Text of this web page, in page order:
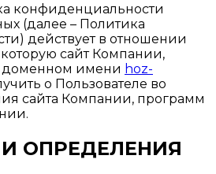
конфиденциальности
(далее – Политика
действует в отношении
сайт Компании,
доменном имени hoz-
о Пользователе во
сайта Компании, программ
ОПРЕДЕЛЕНИЯ